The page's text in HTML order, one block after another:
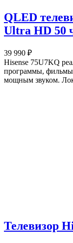
QLED
Ultra HD 50
39 990 ₽
Hisense 75U7KQ
программы, фильмы
мощным звуком.
Телевизор